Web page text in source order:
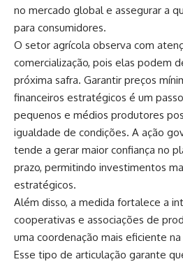
no mercado global e assegurar a
para consumidores.
O setor agrícola observa com
comercialização, pois elas podem
próxima safra. Garantir preços
financeiros estratégicos é um
pequenos e médios produtores
igualdade de condições. A ação
tende a gerar maior confiança no
prazo, permitindo investimentos
estratégicos.
Além disso, a medida fortalece a
cooperativas e associações de
uma coordenação mais eficiente
Esse tipo de articulação garante